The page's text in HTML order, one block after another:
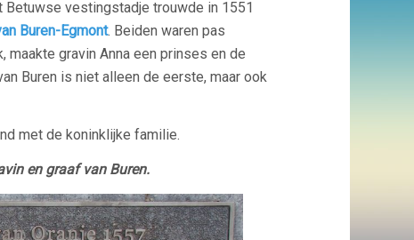
Betuwse vestingstadje trouwde in 1551
Buren-Egmont. Beiden waren pas
maakte gravin Anna een prinses en de
Buren is niet alleen de eerste, maar ook
met de koninklijke familie.
en graaf van Buren.